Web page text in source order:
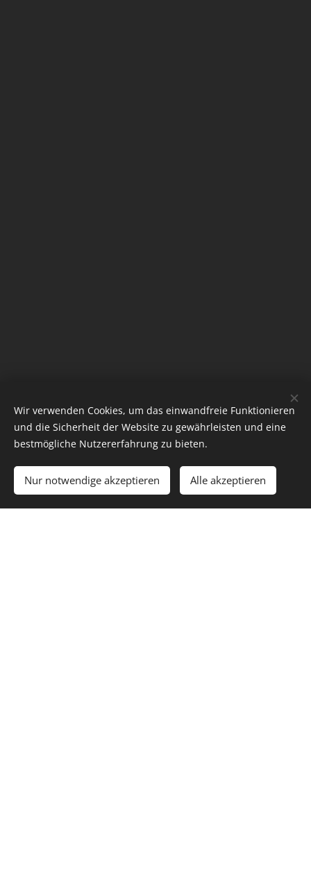
Wir verwenden Cookies, um das einwandfreie Funktionieren
und die Sicherheit der Website zu gewährleisten und eine
bestmögliche Nutzererfahrung zu bieten.
Nur notwendige akzeptieren Alle akzeptieren